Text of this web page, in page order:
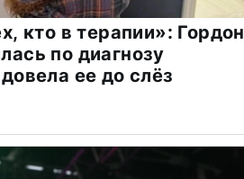
кто в терапии»: Гордон
по диагнозу
ее до слёз